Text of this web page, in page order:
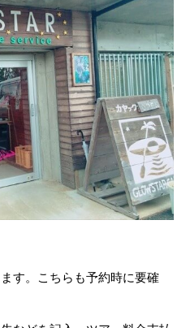
す。こちらも予約時に要確